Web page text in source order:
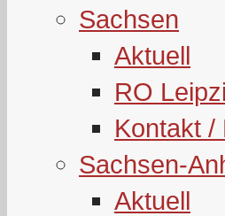
Sachsen
Aktuell
RO
Kontakt /
Sachsen-
Aktuell